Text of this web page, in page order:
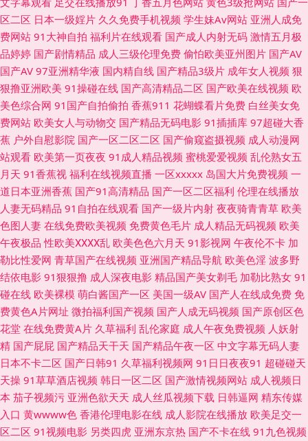
春色 91看片免费 豆花社区导航 日韩三四五区 91视频国产91视频直播 精品
国产wwww 亚瑟s色网 91免费视频版 91se国产 亚洲人妻黄色视频 豆花视频
在线吃瓜 日韩欧美做爱 91视频专区 高清无码动漫18 色色五月天亚洲综合
91视频在线手机播放 久久资源国产 伊人精品大香蕉 福利午夜99 色悠悠成人
综合网站 91视频在线播放网站高清 国产欧美一区二区 丝袜肏屄肏屄丝袜 91
素人在线播放 超碰成人网站 久久嫩草精品 亚州综合色图 91针品久久 久久精
品免费av 五月丁香色网 91制片在线观看 男女在床上神秘网站 91欧美柠檬成
人剧场 国产在线视频自拍 亚洲黄色电影网站 啊v在线视频 欧美添久久 91福
利在线播放 国内肏屄 午夜精品波多野吉依 肏屄色播伊人97 麻豆国产免费福
利 91超碰福利电影 操操91 人妖自慰射精 91黄瓜在线免费观看 九一色播 亚
洲无码东方AV 91永久入口网址 免费人成网三级片 影音先锋在线观看麻豆 国
内精品久久人 亚色3情网 92AV在线 精品国产精 熟妇乱一区二区 91探花在线
观看百度 久草手机福利 91大神电影在线观看 国产自产精品 亚洲精品无码一
区二区 日本一级婬片 久久免费手机视频 学生妹Av网站 亚洲人成免
费网站 91大神自拍 福利片在线观看 国产成人内射无码 激情五月极
品婷婷 国产剧情精品 成人三级伦理免费 偷怕欧美亚州图片 国产AV
国产AV 97亚洲精华液 国内精自线 国产精品3级片 成年女人视频 狠
狠撸亚洲欧美 91操碰在线 国产高清精品二区 国产欧美在线视频 欧
美色综合网 91国产自拍偷拍 香蕉911 花蝴蝶看片免费 白丝美女免
费网站 欧美女人与动物交 国产精品无码电影 91插插库 97超碰大香
蕉 户外自慰影院 国产一区二区二区 国产偷窥盗摄视频 成人动漫网
站观看 欧美第一页夜夜 91成人精品视频 蜜桃爱爱视频 乱伦熟女五
月天 91香蕉视 福利在线视频直播 一区xxxxx 岛国大片免费视频 一
道日本亚洲香蕉 国产91高清精品 国产一区二区福利 伦理在线播放
人妻无码精品 91自拍在线观看 国产一级片内射 夜夜骑青青草 欧美
色图人妻 在线免费欧美视频 免费黄色毛片 成人精品无码视频 欧美
午夜极品 性欧美ⅩⅩⅩⅩ乱 欧美色色六月天 91影视网 午夜伦不卡 加
勒比性爱网 青草国产在线视频 亚洲国产精品导航 欧美色淫 波多野
结依电影 91狠狠撸 成人深夜电影 精品国产美女剃毛 加勒比熟女 91
碰在线 欧美裸模 萌白酱国产一区 美国一级AV 国产人在线成免费 免
费黄色A片网址 微拍福利国产视频 国产人成无码视频 国产原创区色
花堂 在线免费黄A片 久草福利 乱伦家庭 成人午夜免费视频 人妖射
精 国产屁屁 国产精品天干天 国产精品午夜一区 中文字幕无码人妻
日本不卡二区 国产日韩91 久草福利视频网 91日日夜夜91 超碰碰天
天操 91草草酒店视频 韩日一区二区 国产激情视频网站 成人视频日
本 茄子视频污 亚洲色欲天天 成人丝瓜视频下载 日韩逼网 精东传媒
入口 黄wwww色 香港伦理电影在线 成人影院在线播放 欧美足交一
区二区 91视频电影 另类四虎 亚洲东京热 国产不卡在线 91九色视频